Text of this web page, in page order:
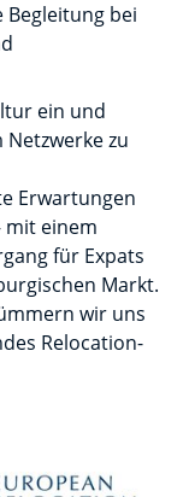
bei
ein und
Netzwerke zu
Erwartungen
einem
für Expats
Markt.
wir uns
Relocation-